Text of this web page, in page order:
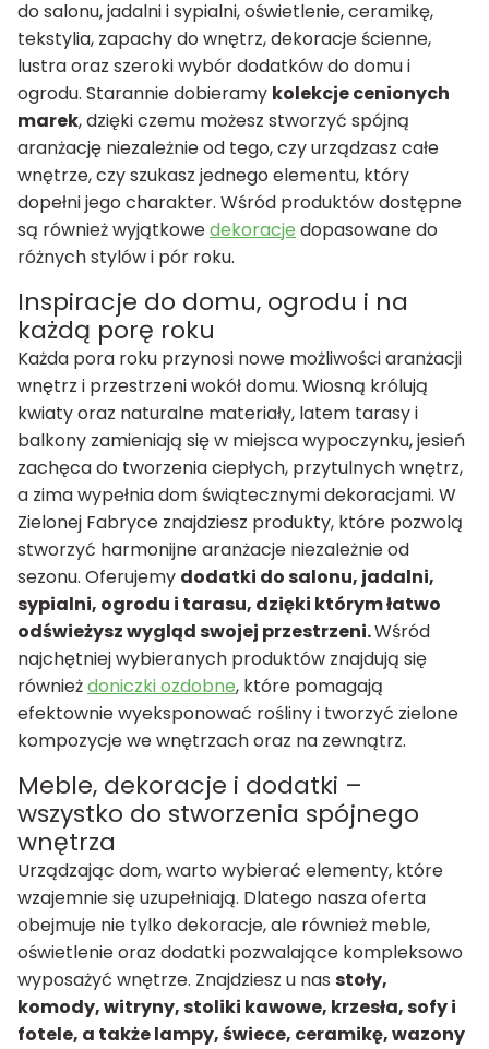
do salonu, jadalni i sypialni, oświetlenie, ceramikę,
tekstylia, zapachy do wnętrz, dekoracje ścienne,
lustra oraz szeroki wybór dodatków do domu i
ogrodu. Starannie dobieramy kolekcje cenionych
marek, dzięki czemu możesz stworzyć spójną
aranżację niezależnie od tego, czy urządzasz całe
wnętrze, czy szukasz jednego elementu, który
dopełni jego charakter. Wśród produktów dostępne
są również wyjątkowedekoracje dopasowane do
różnych stylów i pór roku.
Inspiracje do domu, ogrodu i na
każdą porę roku
Każda pora roku przynosi nowe możliwości aranżacji
wnętrz i przestrzeni wokół domu. Wiosną królują
kwiaty oraz naturalne materiały, latem tarasy i
balkony zamieniają się w miejsca wypoczynku, jesień
zachęca do tworzenia ciepłych, przytulnych wnętrz,
a zima wypełnia dom świątecznymi dekoracjami. W
Zielonej Fabryce znajdziesz produkty, które pozwolą
stworzyć harmonijne aranżacje niezależnie od
sezonu. Oferujemy dodatki do salonu, jadalni,
sypialni, ogrodu i tarasu, dzięki którym łatwo
odświeżysz wygląd swojej przestrzeni.Wśród
najchętniej wybieranych produktów znajdują się
równieżdoniczki ozdobne, które pomagają
efektownie wyeksponować rośliny i tworzyć zielone
kompozycje we wnętrzach oraz na zewnątrz.
Meble, dekoracje i dodatki –
wszystko do stworzenia spójnego
wnętrza
Urządzając dom, warto wybierać elementy, które
wzajemnie się uzupełniają. Dlatego nasza oferta
obejmuje nie tylko dekoracje, ale również meble,
oświetlenie oraz dodatki pozwalające kompleksowo
wyposażyć wnętrze. Znajdziesz u nas stoły,
komody, witryny, stoliki kawowe, krzesła, sofy i
fotele, a także lampy, świece, ceramikę, wazony